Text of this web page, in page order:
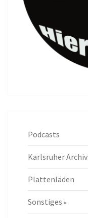
Podcasts
Karlsruher Archiv
Plattenläden
Sonstiges